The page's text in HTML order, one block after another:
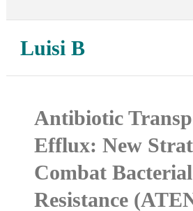
Luisi B
Antibiotic
Efflux: New
Combat Bacterial
Resistance